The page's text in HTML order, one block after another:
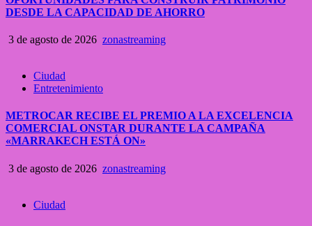
DESDE LA CAPACIDAD DE AHORRO
3 de agosto de 2026 zonastreaming
Ciudad
Entretenimiento
METROCAR RECIBE EL PREMIO A LA EXCELENCIA
COMERCIAL ONSTAR DURANTE LA CAMPAÑA
«MARRAKECH ESTÁ ON»
3 de agosto de 2026 zonastreaming
Ciudad